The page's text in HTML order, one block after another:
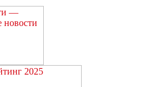
в Тульской области на сайте